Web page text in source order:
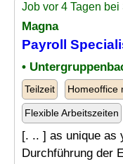
Job vor 4 Tagen
Magna
Payroll
•
Teilzeit Homeoffice
Flexible Arbeitszeiten
[. .. ] as unique as
Durchführung der